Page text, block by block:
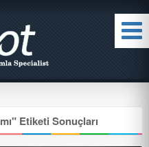
" Etiketi Sonuçları